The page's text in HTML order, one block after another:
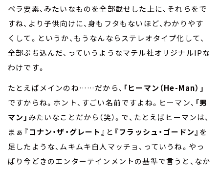
ペラ要素、みたいなものを全部載せした上に、それらをで
すね、より子供向けに、身もフタもないほど、わかりやす
くして。というか、もうなんならステレオタイプ化して、
全部ぶち込んだ、っていうようなマテル社オリジナルIPな
わけです。
たとえばメインのね……だから、 「ヒーマン（He-Man）」
ですからね。ホント、すごい名前ですよね。ヒーマン、 「男
マン」 みたいなことだから（笑）。で、たとえばヒーマンは、
まぁ 『コナン・ザ・グレート』 と 『フラッシュ・ゴードン』 を
足したような、ムキムキ白人マッチョ、っていうね。やっ
ぱり今どきのエンターテインメントの基準で言うと、なか